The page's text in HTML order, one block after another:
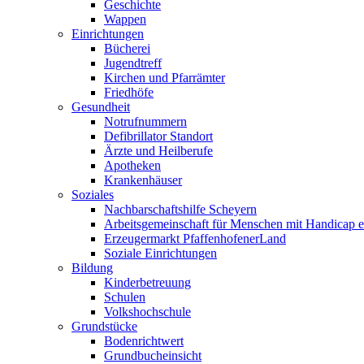
Geschichte
Wappen
Einrichtungen
Bücherei
Jugendtreff
Kirchen und Pfarrämter
Friedhöfe
Gesundheit
Notrufnummern
Defibrillator Standort
Ärzte und Heilberufe
Apotheken
Krankenhäuser
Soziales
Nachbarschaftshilfe Scheyern
Arbeitsgemeinschaft für Menschen mit Handicap
Erzeugermarkt PfaffenhofenerLand
Soziale Einrichtungen
Bildung
Kinderbetreuung
Schulen
Volkshochschule
Grundstücke
Bodenrichtwert
Grundbucheinsicht